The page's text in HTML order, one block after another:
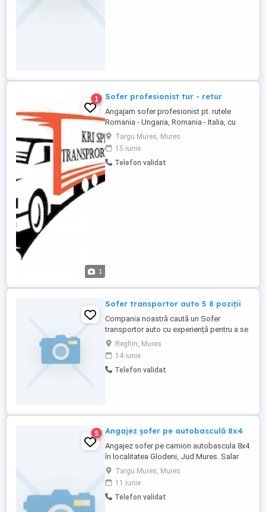
1
1 Sofer profesionist tur - retur
Angajam sofer profesionist pt. rutele
Romania - Ungaria, Romania - Italia, cu
intoarcere in tara in fiecare weekend.
Camioane Volvo 2017-2024. Cerinte: -
Permis de conducere categoriile C+E -
Experienta - Atestat profesional - Card
Targu Mures, Mures
15 iunie
Telefon validat
Sofer transportor auto 5 8 poziții
Compania noastră caută un Sofer
transportor auto cu experiență pentru a se
alătura echipei noastre. Candidatul ideal
va fi responsabil pentru transportul sigur
și eficient al autovehiculelor între diverse
locații. **Responsabilități:** * Operarea
Reghin, Mures
14 iunie
Telefon validat
5 Angajez șofer pe autobasculă 8x4
Angajez sofer pe camion autobascula 8x4
în localitatea Glodeni, Jud Mures. Salar
atractiv . Cu experiență și seriozitate.
Targu Mures, Mures
11 iunie
Telefon validat